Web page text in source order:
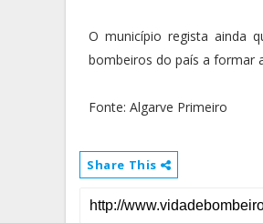
O município regista ainda
bombeiros do país a formar
Fonte: Algarve Primeiro
Share This